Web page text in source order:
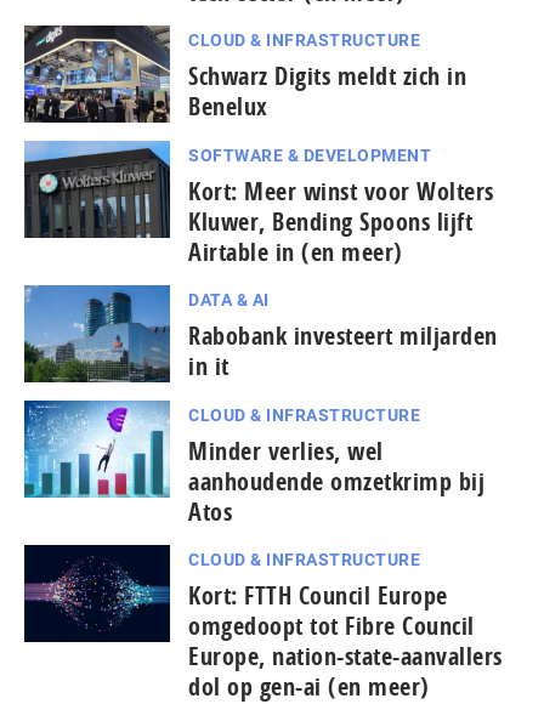
CLOUD & INFRASTRUCTURE
Schwarz Digits meldt zich in
Benelux
SOFTWARE & DEVELOPMENT
Kort: Meer winst voor Wolters
Kluwer, Bending Spoons lijft
Airtable in (en meer)
DATA & AI
Rabobank investeert miljarden
in it
CLOUD & INFRASTRUCTURE
Minder verlies, wel
aanhoudende omzetkrimp bij
Atos
CLOUD & INFRASTRUCTURE
Kort: FTTH Council Europe
omgedoopt tot Fibre Council
Europe, nation-state-aanvallers
dol op gen-ai (en meer)